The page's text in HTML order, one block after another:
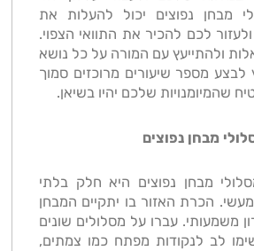
מבחן נפוצים יכול להעלות את
לכם להכיר את התוואי הצפוי.
ולהתייעץ עם המורה על כל נושא
מספר שיעורים מרוכזים סמוך
שהמיומנויות שלכם יהיו בשיאן.
מבחן נפוצים
מבחן נפוצים היא חלק בלתי
הכרת האזור בו יתקיים המבחן
משמעותי. עברו על מסלולים שונים
לב לנקודות מפתח כמו צמתים,